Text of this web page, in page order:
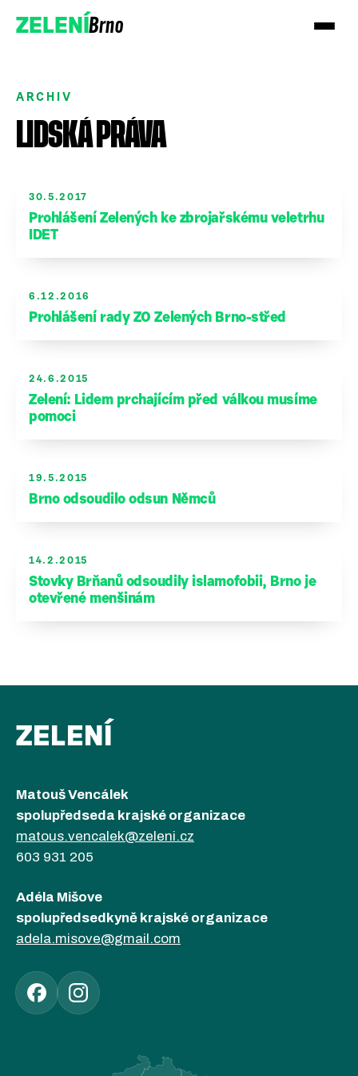
ZELENÍBrno
ARCHIV
LIDSKÁ PRÁVA
30.5.2017
Prohlášení Zelených ke zbrojařskému veletrhu
IDET
6.12.2016
Prohlášení rady ZO Zelených Brno-střed
24.6.2015
Zelení: Lidem prchajícím před válkou musíme
pomoci
19.5.2015
Brno odsoudilo odsun Němců
14.2.2015
Stovky Brňanů odsoudily islamofobii, Brno je
otevřené menšinám
ZELENÍ
Matouš Vencálek
spolupředseda krajské organizace
matous.vencalek@zeleni.cz
603 931 205
Adéla Mišove
spolupředsedkyně krajské organizace
adela.misove@gmail.com